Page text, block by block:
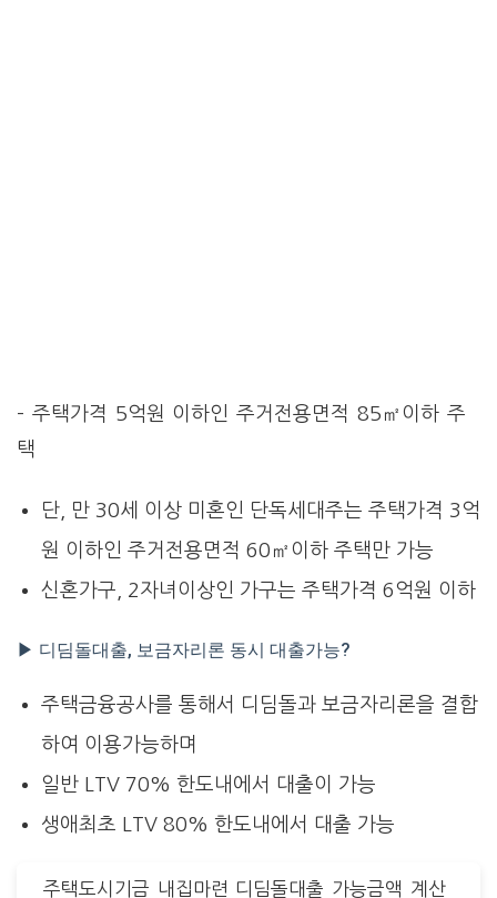
– 주택가격 5억원 이하인 주거전용면적 85㎡이하 주
택
단, 만 30세 이상 미혼인 단독세대주는 주택가격 3억
원 이하인 주거전용면적 60㎡이하 주택만 가능
신혼가구, 2자녀이상인 가구는 주택가격 6억원 이하
▶ 디딤돌대출, 보금자리론 동시 대출가능?
주택금융공사를 통해서 디딤돌과 보금자리론을 결합
하여 이용가능하며
일반 LTV 70% 한도내에서 대출이 가능
생애최초 LTV 80% 한도내에서 대출 가능
주택도시기금 내집마련 디딤돌대출 가능금액 계산